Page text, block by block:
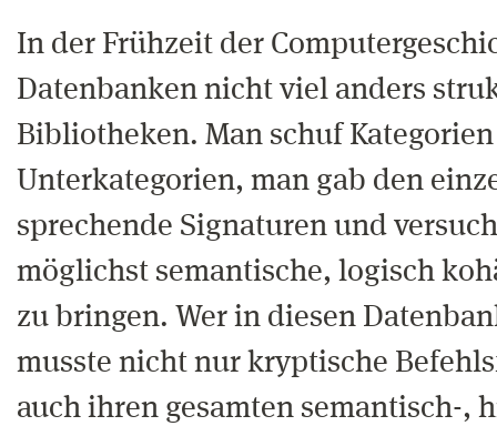
In der Frühzeit der
Datenbanken nicht viel anders
Bibliotheken. Man schuf
Unterkategorien, man gab den
sprechende Signaturen und
möglichst semantische, logisch
zu bringen. Wer in diesen
musste nicht nur kryptische
auch ihren gesamten semantisch-,